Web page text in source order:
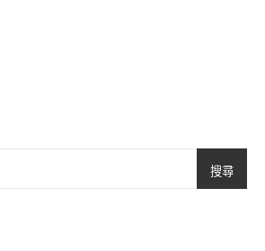
搜尋